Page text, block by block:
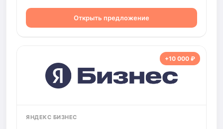
Открыть предложение
+10 000 ₽
ЯНДЕКС БИЗНЕС